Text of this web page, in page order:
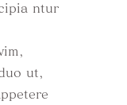
ntur
ut,